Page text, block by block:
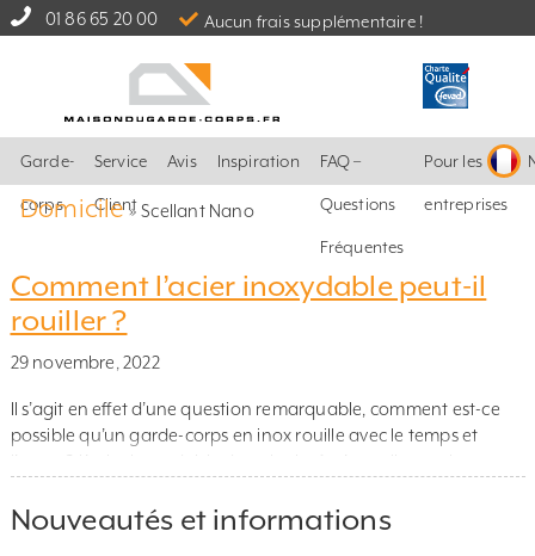
01 86 65 20 00 Aucun frais supplémentaire !
Garde-
corps
Service
Client
Avis Inspiration FAQ –
Questions
Fréquentes
Pour les
entreprises
Domicile»Scellant Nano
Comment l’acier inoxydable peut-il
rouiller ?
29 novembre, 2022
Il s’agit en effet d’une question remarquable, comment est-ce
possible qu’un garde-corps en inox rouille avec le temps et
Le nom « acier inoxydable » ou « inox » est apparu lorsqu’en
Nouveautés et informations